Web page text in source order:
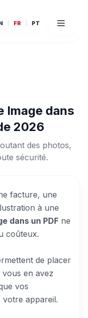
FR PT
Image dans
2026
des photos,
sécurité.
facture, une
à une
dans un PDF ne
coûteux.
de placer
vous en avez
vos
votre appareil.